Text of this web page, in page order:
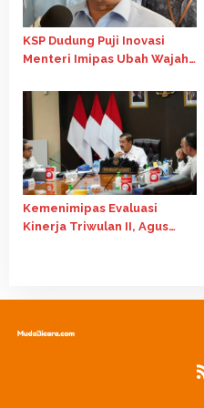
KSP Dudung Puji Inovasi
Menteri Imipas Ubah Wajah
Kemenimipas Evaluasi
Kinerja Triwulan II, Agus